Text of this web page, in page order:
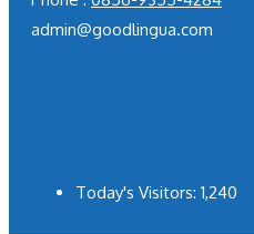
admin@goodlingua.com
Today's Visitors: 1,240